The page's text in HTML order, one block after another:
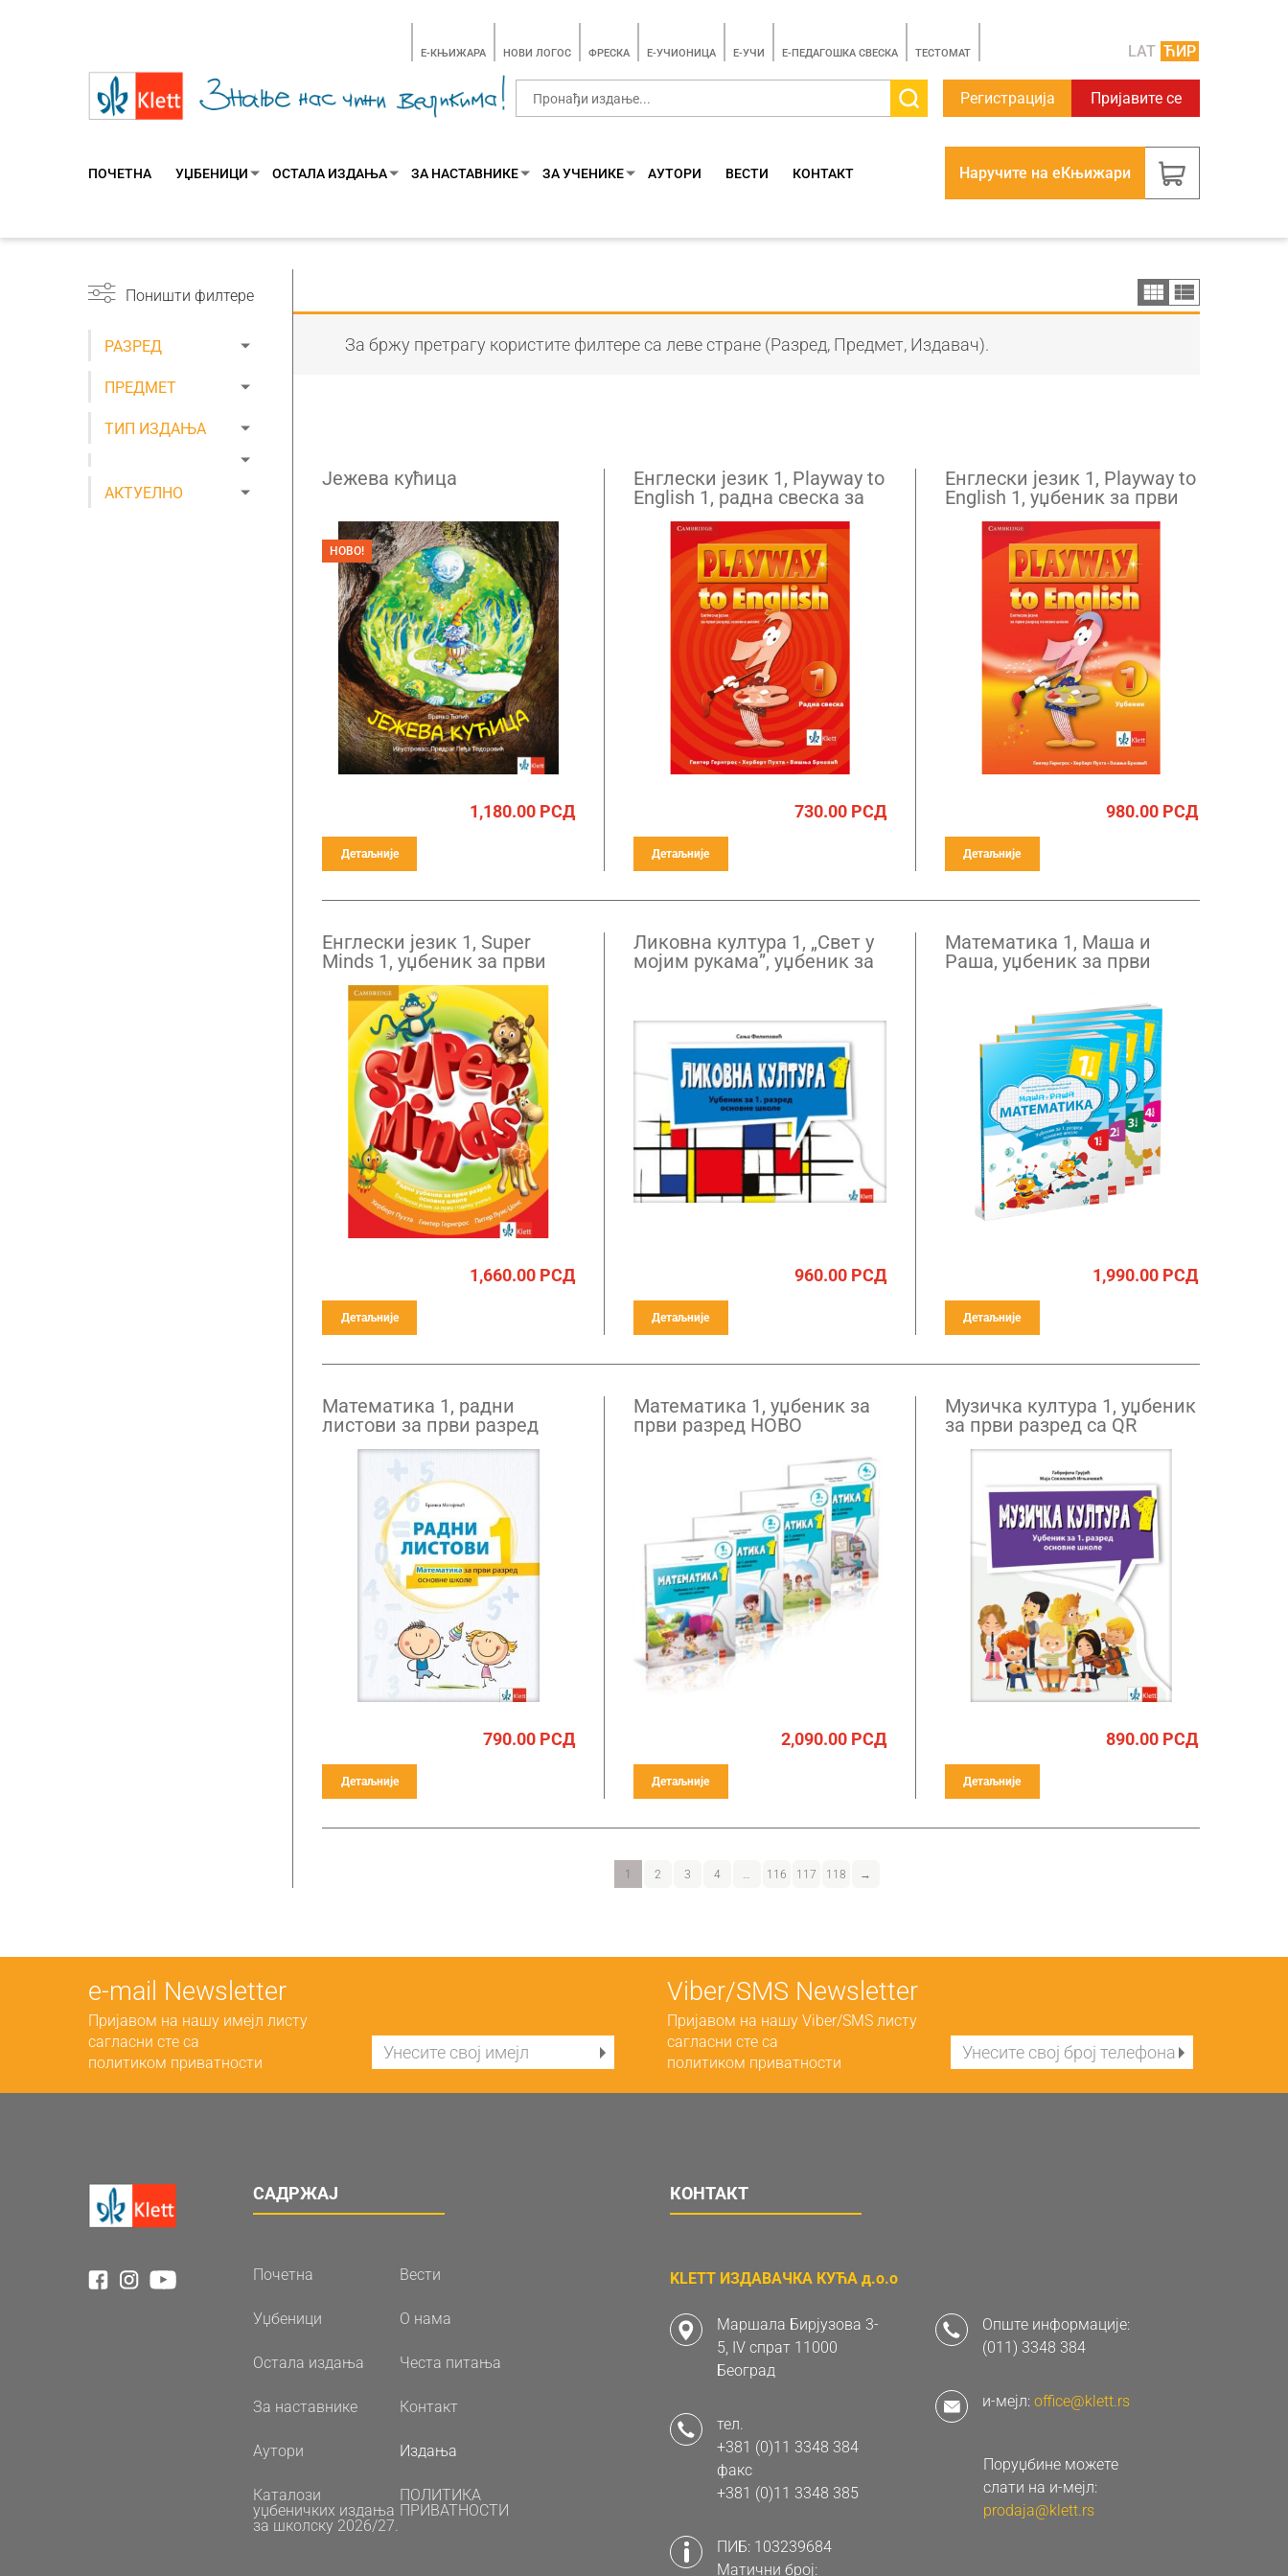
E-КЊИЖАРА НОВИ ЛОГОС ФРЕСКА E-УЧИОНИЦА E-УЧИ Е-ПЕДАГОШКА СВЕСКА TЕСТОМАТ LAT ЋИР
Регистрација Пријавите се
ПОЧЕТНА УЏБЕНИЦИ ОСТАЛА ИЗДАЊА ЗА НАСТАВНИКЕ ЗА УЧЕНИКЕ АУТОРИ ВЕСТИ КОНТАКТ Наручите на еКњижари
Поништи филтере
РАЗРЕД
ПРЕДМЕТ
ТИП ИЗДАЊА
АКТУЕЛНО
За бржу претрагу користите филтере са леве стране (Разред, Предмет, Издавач).
НОВО!
Јежева кућица
1,180.00РСД
Детаљније
Енглески језик 1, Playway to
English 1, радна свеска за
први разред са QR кодом
730.00РСД
Детаљније
Енглески језик 1, Playway to
English 1, уџбеник за први
разред са QR кодом
980.00РСД
Детаљније
Енглески језик 1, Super
Minds 1, уџбеник за први
разред са QR кодом
1,660.00РСД
Детаљније
Ликовна култура 1, „Свет у
мојим рукама”, уџбеник за
960.00РСД
Детаљније
Математика 1, Маша и
Рашa, уџбеник за први
1,990.00РСД
Детаљније
Математика 1, радни
листови за први разред
790.00РСД
Детаљније
Математика 1, уџбеник за
први разред НОВО
2,090.00РСД
Детаљније
Музичка култура 1, уџбеник
за први разред са QR
кодом
890.00РСД
Детаљније
1 2 3 4 … 116 117 118 →
е-mail Newsletter
Пријавом на нашу имејл листу
сагласни сте са
политиком приватности
Viber/SMS Newsletter
Пријавом на нашу Viber/SMS листу
сагласни сте са
политиком приватности
САДРЖАЈ
Почетна Вести
Уџбеници О нама
Остала издања Честа питања
За наставнике Контакт
Аутори Издања
Каталози
уџбеничких издања
за школску 2026/27.
ПОЛИТИКА
ПРИВАТНОСТИ
КОНТАКТ
KLETT ИЗДАВАЧКА КУЋА д.о.о
Маршала Бирјузова 3-
5, IV спрат 11000
Београд
тел.
+381 (0)11 3348 384
факс
+381 (0)11 3348 385
ПИБ: 103239684
Матични број:
Опште информације:
(011) 3348 384
и-мејл: office@klett.rs
Поруџбине можете
слати на и-мејл:
prodaja@klett.rs